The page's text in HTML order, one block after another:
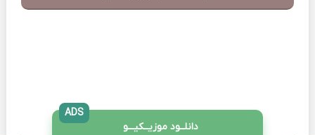
دانلــود موزیــکیـــو
ADS